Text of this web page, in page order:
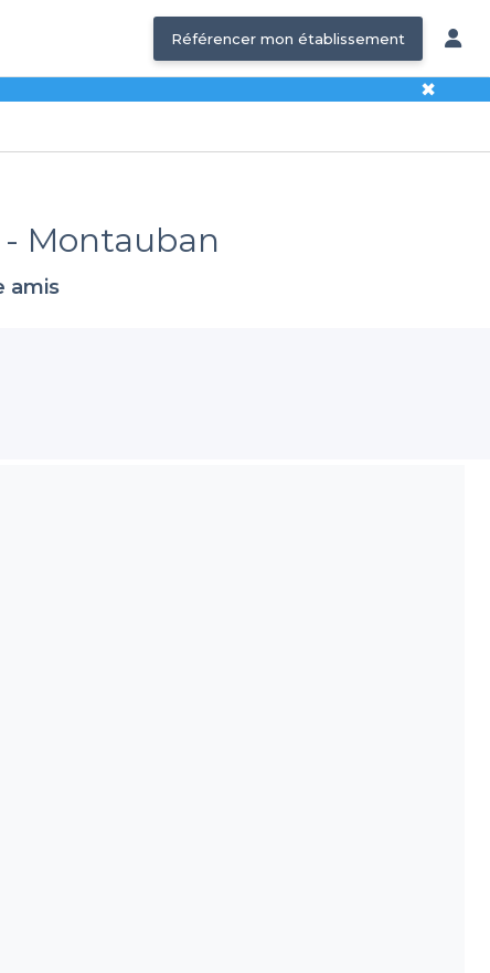
Référencer mon établissement
✖
Montauban
amis